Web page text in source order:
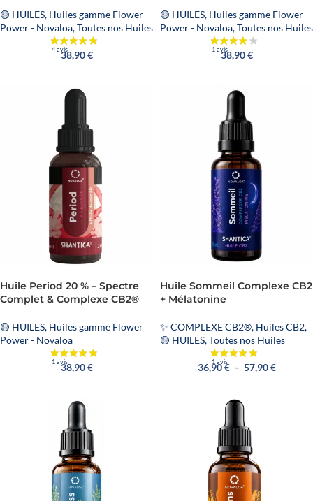
🟡 HUILES, Huiles gamme Flower
Power - Novaloa,Toutes nos Huiles
38,90€
🟡 HUILES, Huiles gamme Flower
Power - Novaloa,Toutes nos Huiles
38,90€
Huile Period 20 % – Spectre
Complet & Complexe CB2®
🟡 HUILES, Huiles gamme Flower
Power - Novaloa
38,90€
Huile Sommeil Complexe CB2
+ Mélatonine
✨ COMPLEXE CB2®, Huiles CB2,
🟡 HUILES,Toutes nos Huiles
36,90€ – 57,90€